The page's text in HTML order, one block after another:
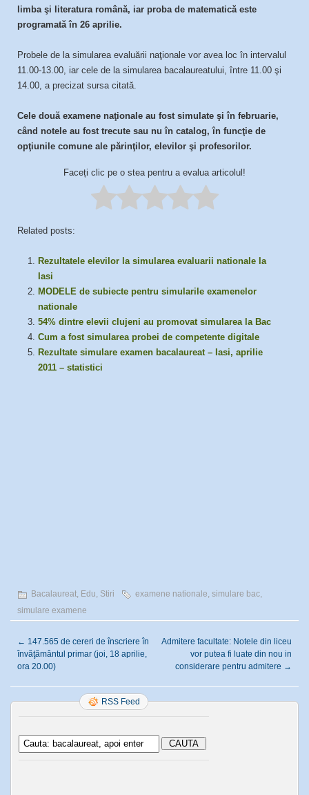
limba şi literatura română, iar proba de matematică este
programată în 26 aprilie.
Probele de la simularea evaluării naţionale vor avea loc în intervalul
11.00-13.00, iar cele de la simularea bacalaureatului, între 11.00 şi
14.00, a precizat sursa citată.
Cele două examene naţionale au fost simulate şi în februarie,
când notele au fost trecute sau nu în catalog, în funcţie de
opţiunile comune ale părinţilor, elevilor şi profesorilor.
Faceți clic pe o stea pentru a evalua articolul!
Related posts:
Rezultatele elevilor la simularea evaluarii nationale la
Iasi
MODELE de subiecte pentru simularile examenelor
nationale
54% dintre elevii clujeni au promovat simularea la Bac
Cum a fost simularea probei de competente digitale
Rezultate simulare examen bacalaureat – Iasi, aprilie
2011 – statistici
Bacalaureat, Edu, Stiri examene nationale, simulare bac,
simulare examene
← 147.565 de cereri de înscriere în
învăţământul primar (joi, 18 aprilie,
ora 20.00)
Admitere facultate: Notele din liceu
vor putea fi luate din nou in
considerare pentru admitere →
RSS Feed